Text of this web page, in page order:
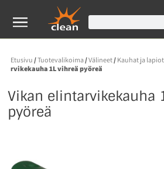
Etusivu /Tuotevalikoima/Välineet/ Kauhat ja lapiot
rvikekauha 1L vihreä pyöreä
Vikan elintarvikekauha
pyöreä